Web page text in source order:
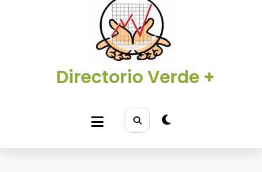
Directorio Verde +